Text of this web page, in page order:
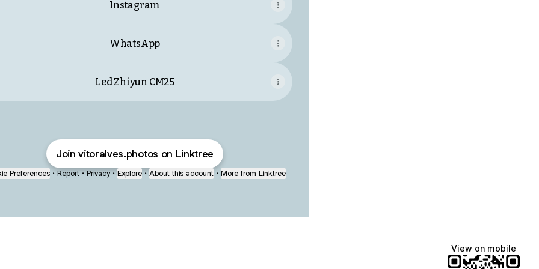
Instagram
WhatsApp
Led Zhiyun CM25
Join vitoralves.photos on Linktree
Preferences • Report • Privacy • Explore • About this account • More from Linktree
View on mobile